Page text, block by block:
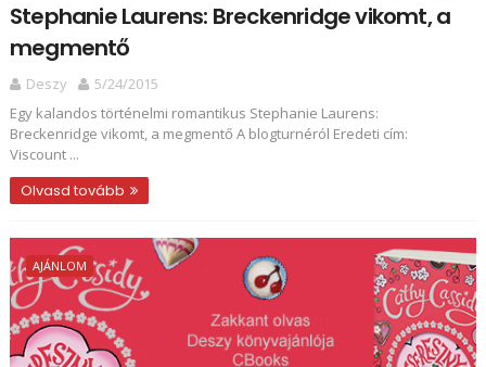
Stephanie Laurens: Breckenridge vikomt, a
megmentő
Deszy
5/24/2015
Egy kalandos történelmi romantikus Stephanie Laurens:
Breckenridge vikomt, a megmentő A blogturnéról Eredeti cím:
Viscount ...
Olvasd tovább
AJÁNLOM